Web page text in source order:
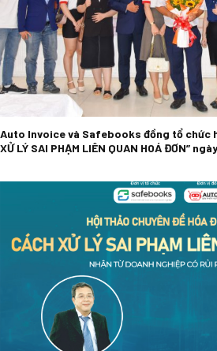
Auto Invoice và Safebooks đồng tổ chức
XỬ LÝ SAI PHẠM LIÊN QUAN HOÁ ĐƠN”